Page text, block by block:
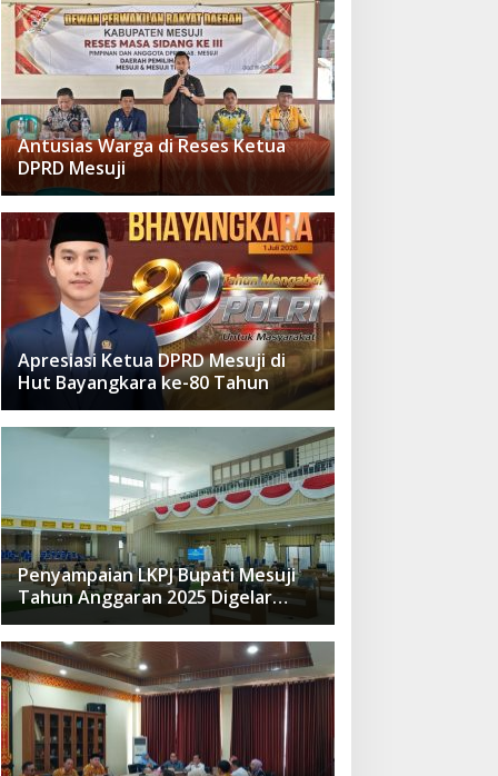
Antusias Warga di Reses Ketua
DPRD Mesuji
Apresiasi Ketua DPRD Mesuji di
Hut Bayangkara ke-80 Tahun
Penyampaian LKPJ Bupati Mesuji
Tahun Anggaran 2025 Digelar
dalam Rapat Paripurna DPRD